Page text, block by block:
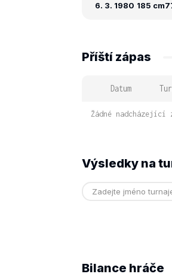
6. 3. 1980 185 cm
Příští zápas
Datum
Žádné nadcházející
Výsledky na
Bilance hráče